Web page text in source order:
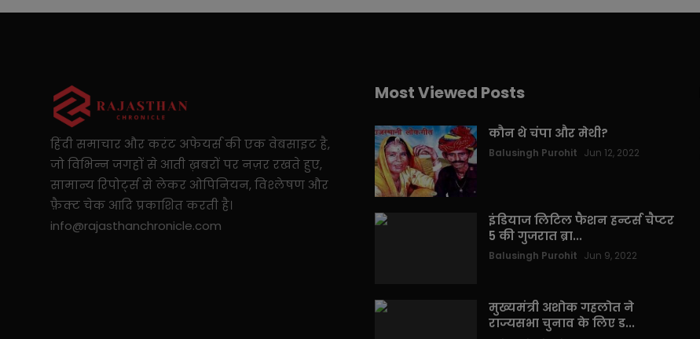
हिंदी समाचार और करंट अफेयर्स की एक वेबसाइट है,
जो विभिन्न जगहों से आती ख़बरों पर नज़र रखते हुए,
सामान्य रिपोर्ट्स से लेकर ओपिनियन, विश्लेषण और
फ़ैक्ट चेक आदि प्रकाशित करती है।
info@rajasthanchronicle.com
Most Viewed Posts
कौन थे चंपा और मेथी?
Balusingh Purohit Jun 12, 2022
इंडियाज लिटिल फैशन हन्टर्स चैप्टर
5 की गुजरात ब्रा...
Balusingh Purohit Jun 9, 2022
मुख्यमंत्री अशोक गहलोत ने
राज्यसभा चुनाव के लिए ड...